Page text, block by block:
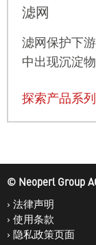
滤网
滤网保护下
中出现沉淀
探索产品系列
© Neoperl Group
› 法律声明
› 使用条款
› 隐私政策页面